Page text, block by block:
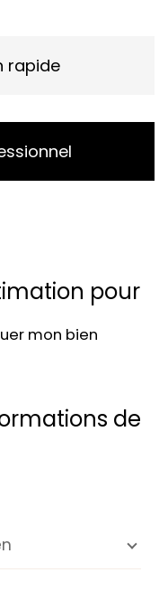
rapide
pour
mon bien
de